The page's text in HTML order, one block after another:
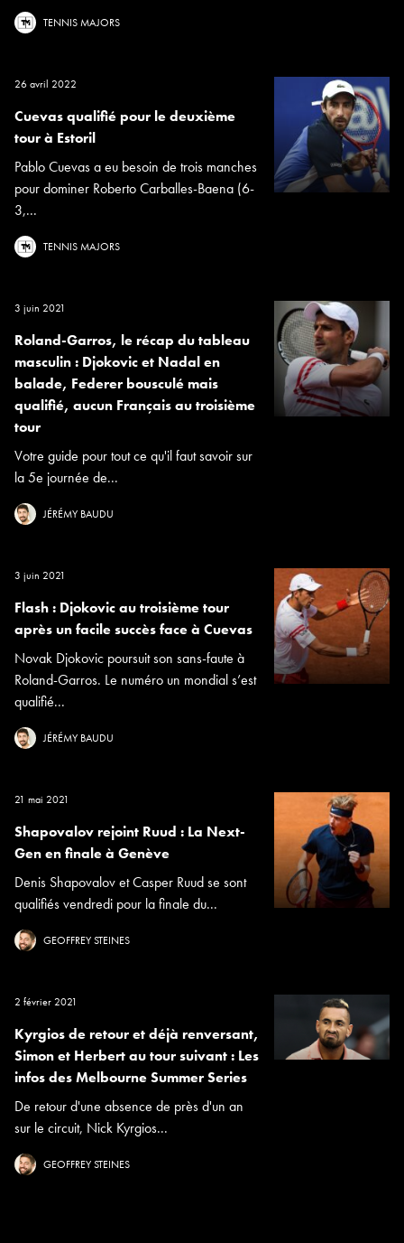
TENNIS MAJORS
26 avril 2022
Cuevas qualifié pour le deuxième
tour à Estoril
Pablo Cuevas a eu besoin de trois manches
pour dominer Roberto Carballes-Baena (6-
3,...
TENNIS MAJORS
3 juin 2021
Roland-Garros, le récap du tableau
masculin : Djokovic et Nadal en
balade, Federer bousculé mais
qualifié, aucun Français au troisième
tour
Votre guide pour tout ce qu'il faut savoir sur
la 5e journée de...
JÉRÉMY BAUDU
3 juin 2021
Flash : Djokovic au troisième tour
après un facile succès face à Cuevas
Novak Djokovic poursuit son sans-faute à
Roland-Garros. Le numéro un mondial s’est
qualifié...
JÉRÉMY BAUDU
21 mai 2021
Shapovalov rejoint Ruud : La Next-
Gen en finale à Genève
Denis Shapovalov et Casper Ruud se sont
qualifiés vendredi pour la finale du...
GEOFFREY STEINES
2 février 2021
Kyrgios de retour et déjà renversant,
Simon et Herbert au tour suivant : Les
infos des Melbourne Summer Series
De retour d'une absence de près d'un an
sur le circuit, Nick Kyrgios...
GEOFFREY STEINES